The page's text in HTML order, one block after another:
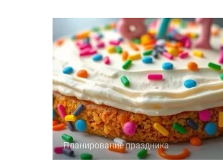
Планирование праздника